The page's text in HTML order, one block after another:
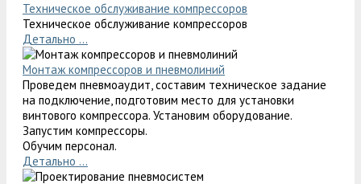
Техническое обслуживание компрессоров
Техническое обслуживание компрессоров
Детально ...
Монтаж компрессоров и пневмолиний
Проведем пневмоаудит, составим техническое задание
на подключение, подготовим место для установки
винтового компрессора. Установим оборудование.
Запустим компрессоры.
Обучим персонал.
Детально ...